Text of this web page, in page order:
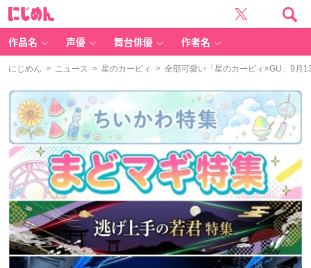
作品名 声優 舞台俳優 作者名
にじめん > ニュース > 星のカービィ > 全部可愛い「星のカービィ×GU」9月